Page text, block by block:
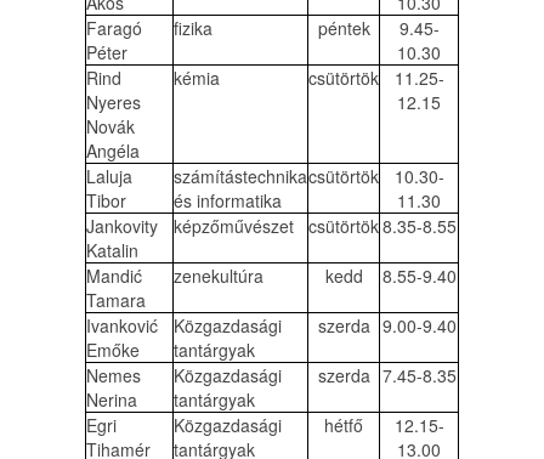
Faragó
Péter
fizika péntek
9.45-
10.30
Rind
Nyeres
Novák
Angéla
kémia csütörtök
11.25-
12.15
Laluja
Tibor
számítástechnika
és informatika
csütörtök
10.30-
11.30
Jankovity
Katalin
képzőművészet csütörtök8.35-8.55
Mandić
Tamara
zenekultúra kedd 8.55-9.40
Ivanković
Emőke
Közgazdasági
tantárgyak
szerda 9.00-9.40
Nemes
Nerina
Közgazdasági
tantárgyak
szerda 7.45-8.35
Egri
Tihamér
Közgazdasági
tantárgyak
hétfő
12.15-
13.00